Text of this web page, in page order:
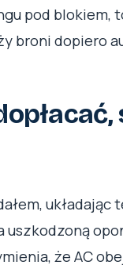
pod blokiem,
broni dopiero
układając
uszkodzoną
że AC